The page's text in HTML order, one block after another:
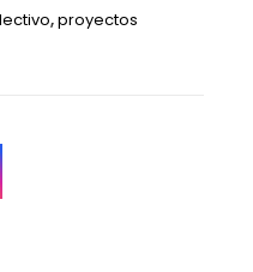
,proyectos